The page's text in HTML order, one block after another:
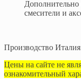
смесители и
Производство
Цены на сайте не
ознакомительный